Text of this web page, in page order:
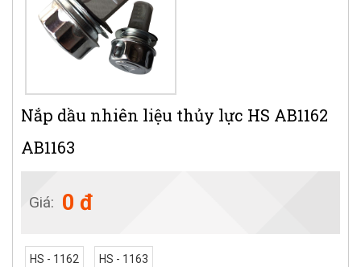
Nắp dầu nhiên liệu thủy lực HS AB1162
AB1163
Giá: 0 đ
HS - 1162 HS - 1163